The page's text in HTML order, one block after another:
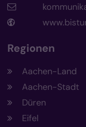
Regionen
Aachen-Land
Aachen-Stadt
Düren
Eifel